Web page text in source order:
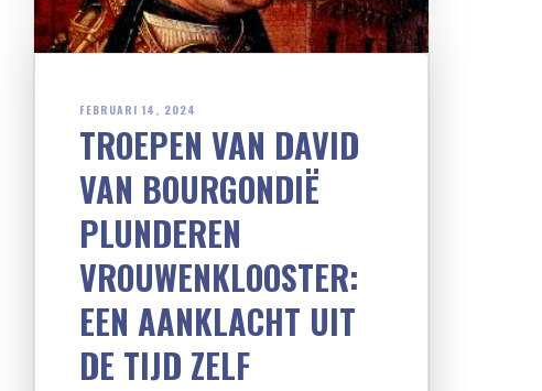
FEBRUARI 14, 2024
TROEPEN VAN DAVID
VAN BOURGONDIË
PLUNDEREN
VROUWENKLOOSTER:
EEN AANKLACHT UIT
DE TIJD ZELF